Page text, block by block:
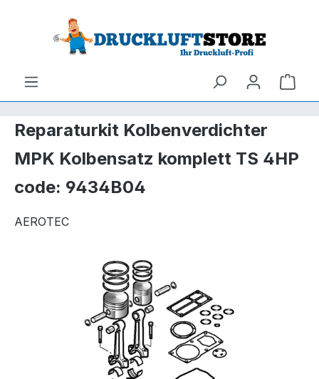
Hauptinhalt springen
Zur Suche springen
Reparaturkit Kolbenverdichter
MPK Kolbensatz komplett TS 4HP
code: 9434B04
AEROTEC
Bildergalerie überspringen